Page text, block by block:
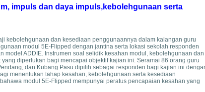
impuls dan daya impuls,kebolehgunaan serta
kebolehgunaan dan kesediaan penggunaannya dalam kalangan guru
modul 5E-Flipped dengan jantina serta lokasi sekolah responden
ADDIE. Instrumen soal selidik kesahan modul, kebolehgunaan dan
diperlukan bagi mencapai objektif kajian ini. Seramai 86 orang guru
dan Kubang Pasu dipilih sebagai responden bagi kajian ini
menentukan tahap kesahan, kebolehgunaan serta kesediaan
modul 5E-Flipped mempunyai peratus pencapaian kesahan yang